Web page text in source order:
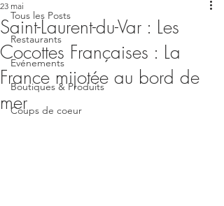
Tous les Posts
Restaurants
Evénements
Boutiques & Produits
Coups de coeur
Saint-Laurent-du-Var : Les
Cocottes Françaises : La
France mijotée au bord de
mer
23 mai